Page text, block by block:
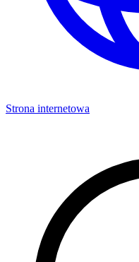
Strona internetowa